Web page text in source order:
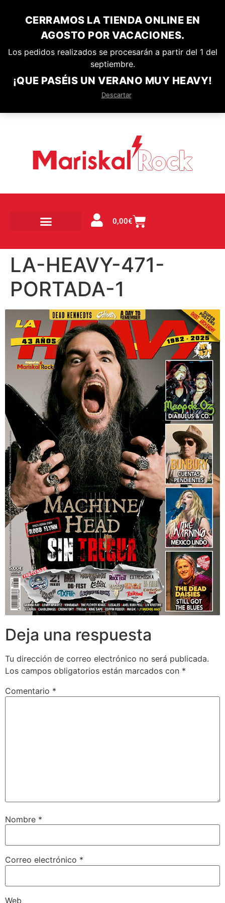
CERRAMOS LA TIENDA ONLINE EN
AGOSTO POR VACACIONES.
Los pedidos realizados se procesarán a partir del 1 del
septiembre.
¡QUE PASÉIS UN VERANO MUY HEAVY!
Descartar
0,00€
LA-HEAVY-471-
PORTADA-1
Deja una respuesta
Tu dirección de correo electrónico no será publicada.
Los campos obligatorios están marcados con *
Comentario *
Nombre *
Correo electrónico *
Web